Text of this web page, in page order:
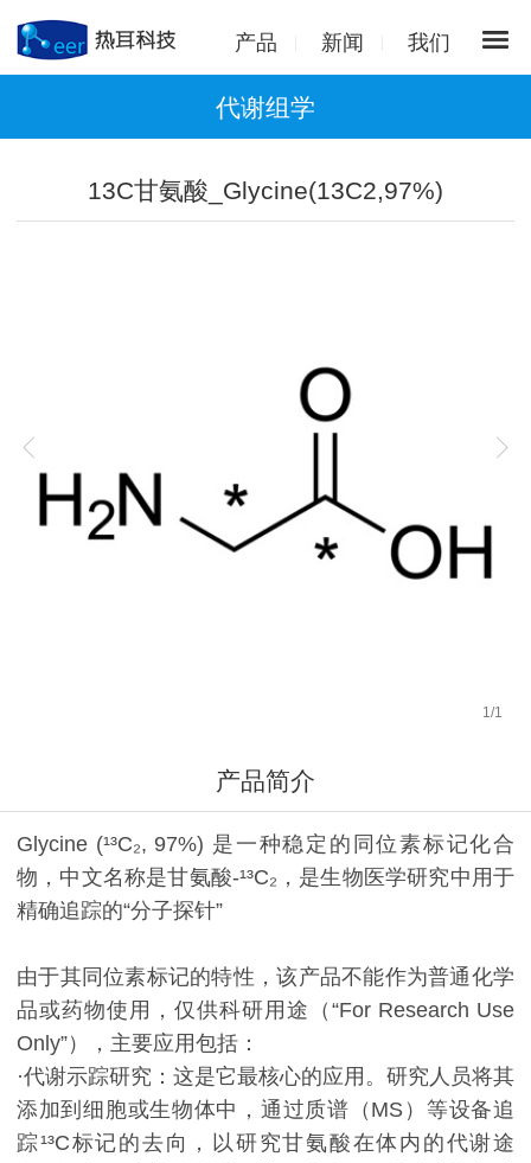
产品 新闻 我们
代谢组学
13C甘氨酸_Glycine(13C2,97%)
1 /1
产品简介
Glycine (¹³C₂, 97%) 是一种稳定的同位素标记化合
物，中文名称是甘氨酸-¹³C₂，是生物医学研究中用于
精确追踪的“分子探针”
由于其同位素标记的特性，该产品不能作为普通化学
品或药物使用，仅供科研用途（“For Research Use
Only”），主要应用包括：
·代谢示踪研究：这是它最核心的应用。研究人员将其
添加到细胞或生物体中，通过质谱（MS）等设备追
踪¹³C标记的去向，以研究甘氨酸在体内的代谢途